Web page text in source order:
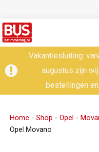
Vakantiesluiting:
augustus zijn
bestellingen
Home - Shop - Opel -
Opel Movano